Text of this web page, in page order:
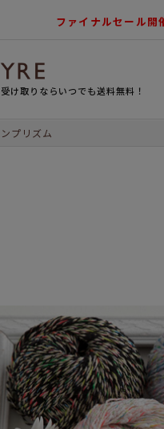
ファイナルセール
け取りならいつでも送料無料！
プリズム